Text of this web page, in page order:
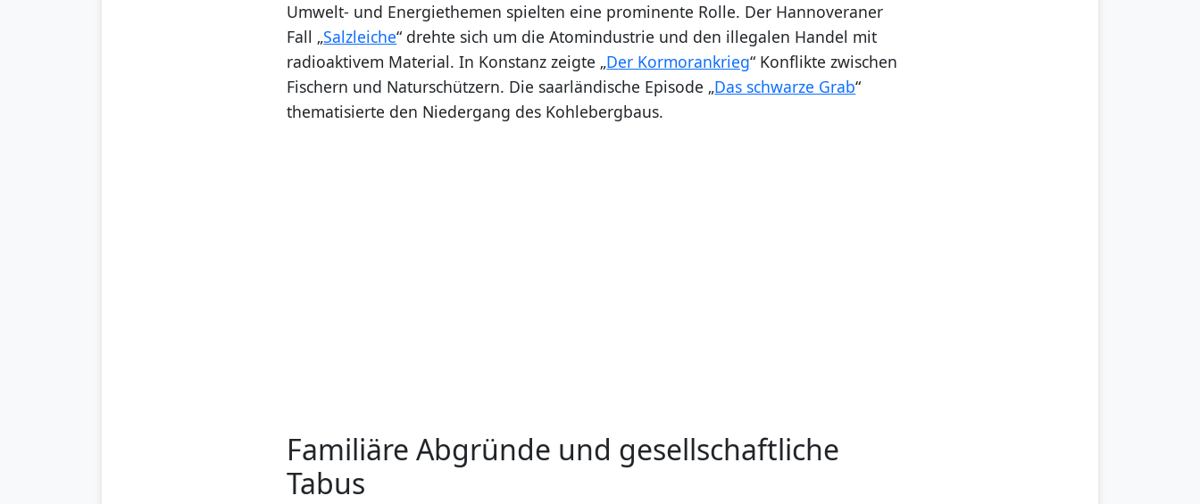
Umwelt- und Energiethemen spielten eine prominente Rolle. Der Hannoveraner
Fall „Salzleiche“ drehte sich um die Atomindustrie und den illegalen Handel mit
radioaktivem Material. In Konstanz zeigte „Der Kormorankrieg“ Konflikte zwischen
Fischern und Naturschützern. Die saarländische Episode „Das schwarze Grab“
thematisierte den Niedergang des Kohlebergbaus.
Familiäre Abgründe und gesellschaftliche
Tabus